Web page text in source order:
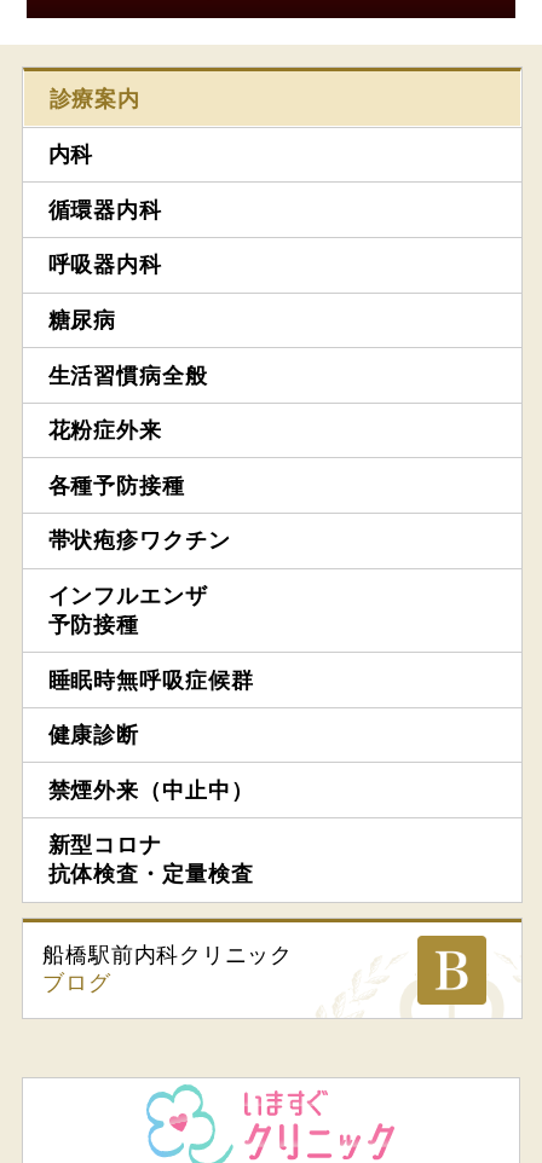
診療案内
内科
循環器内科
呼吸器内科
糖尿病
生活習慣病全般
花粉症外来
各種予防接種
帯状疱疹ワクチン
インフルエンザ
予防接種
睡眠時無呼吸症候群
健康診断
禁煙外来（中止中）
新型コロナ
抗体検査・定量検査
船橋駅前内科クリニック
ブログ